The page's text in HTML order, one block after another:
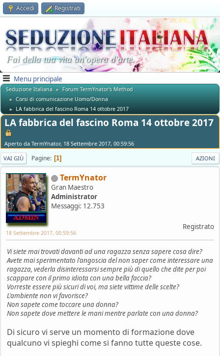
Accedi Registrati
Fai della tua vita un'opera d'arte.
Menu principale
Seduzione Italiana ► Forum TermYnator's Method
► Corsi di comunicazione Uomo/Donna
► LA fabbrica del fascino Roma 14 ottobre 2017
LA fabbrica del fascino Roma 14 ottobre 2017
Aperto da TermYnator, 18 Settembre 2017, 00:59:56
VAI GIÙ
Pagine 1 AZIONI
TermYnator
Gran Maestro
Administrator
Messaggi: 12.753
Registrato
18 Settembre 2017, 00:59:56
Vi siete mai trovati davanti ad una ragazza senza sapere cosa dire?
Avete mai sperimentato l'angoscia del non saper come interessare una
ragazza, vederla disinteressarsi sempre più di quello che dite per poi
scappare con il primo idiota con una bella faccia?
Vorreste essere più sicuri di voi, ma siete vittime delle scelte?
L'ambiente non vi favorisce?
Non sapete come toccare una donna?
Non sapete dove mettere le mani mentre parlate con una donna?
Di sicuro vi serve un momento di formazione dove
qualcuno vi spieghi come si fanno tutte queste cose.